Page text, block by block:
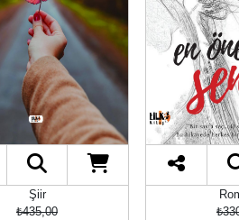
Şiir
₺435,00